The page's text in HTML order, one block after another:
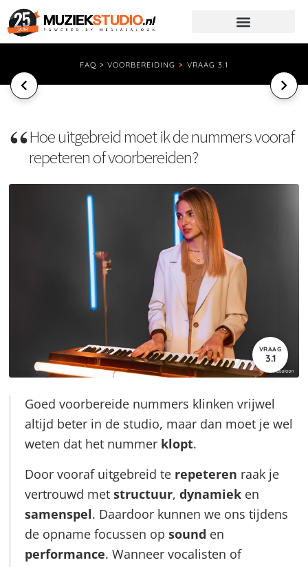
FAQ > VOORBEREIDING > VRAAG 3.1
Hoe uitgebreid moet ik de nummers vooraf
repeteren of voorbereiden?
VRAAG
3.1
Goed voorbereide nummers klinken vrijwel
altijd beter in de studio, maar dan moet je wel
weten dat het nummer klopt.
Door vooraf uitgebreid te repeteren raak je
vertrouwd metstructuur,dynamiek en
samenspel. Daardoor kunnen we ons tijdens
de opname focussen opsound en
performance. Wanneer vocalisten of